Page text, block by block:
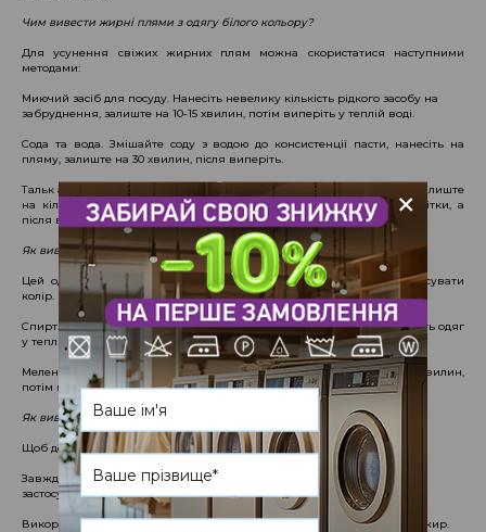
Чим вивести жирні плями з одягу білого кольору?
Для усунення свіжих жирних плям можна скористатися наступними
методами:
Миючий засіб для посуду. Нанесіть невелику кількість рідкого засобу на
забруднення, залиште на 10-15 хвилин, потім виперіть у теплій воді.
Сода та вода. Змішайте соду з водою до консистенції пасти, нанесіть на
пляму, залиште на 30 хвилин, після виперіть.
Тальк або крохмаль. Посипте жирну пляму тальком або крохмалем, залиште
на кілька годин, потім приберіть залишки за допомогою м'якої щітки, а
після відправте до пральної машини.
Як вивести жирні плями з кольорового одягу?
Цей одяг вимагає особливої уваги, адже деякі засоби можуть зіпсувати
колір.
Спирт. Нанесіть спирт на ватний диск і протріть пляму. Потім виперіть одяг
у теплій воді.
Мелена крейда. Посипте жирну пляму крейдою, залиште на 30 хвилин,
потім виперіть звичайним способом.
Як вивести жир з одягу: поради
Щоб досягти кращих результатів, дотримуйтесь наступних порад:
Завжди перевіряйте засіб на непомітному місці тканини перед
застосуванням.
Використовуйте теплу воду для прання, адже вона краще розчиняє жир.
+